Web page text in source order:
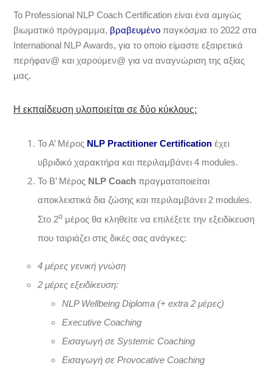
Το Professional NLP Coach Certification είναι ένα αμιγώς
βιωματικό πρόγραμμα, βραβευμένοπαγκόσμια το 2022 στα
International NLP Awards, για το οποίο είμαστε εξαιρετικά
περήφαν@ και χαρούμεν@ για να αναγνώριση της αξίας
μας.
Η εκπαίδευση υλοποιείται σε δύο κύκλους:
Το Α’ Μέρος NLP Practitioner Certificationέχει
υβριδικό χαρακτήρα και περιλαμβάνει 4 modules.
Το Β’ Μέρος NLP Coachπραγματοποιείται
αποκλειστικά δια ζώσης και περιλαμβάνει 2 modules.
Στο 2ο μέρος θα κληθείτε να επιλέξετε την εξειδίκευση
που ταιριάζει στις δικές σας ανάγκες:
4 μέρες γενική γνώση
2μέρες εξειδίκευση:
NLP Wellbeing Diploma (+ extra 2μέρες)
Executive Coaching
Εισαγωγή σεSystemic Coaching
Εισαγωγή σεProvocative Coaching